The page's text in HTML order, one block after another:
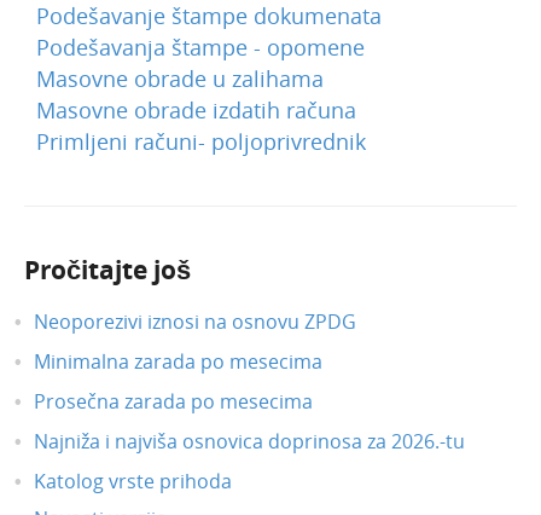
Podešavanje štampe dokumenata
Podešavanja štampe - opomene
Masovne obrade u zalihama
Masovne obrade izdatih računa
Primljeni računi- poljoprivrednik
Pročitajte još
Neoporezivi iznosi na osnovu ZPDG
Minimalna zarada po mesecima
Prosečna zarada po mesecima
Najniža i najviša osnovica doprinosa za 2026.-tu
Katolog vrste prihoda